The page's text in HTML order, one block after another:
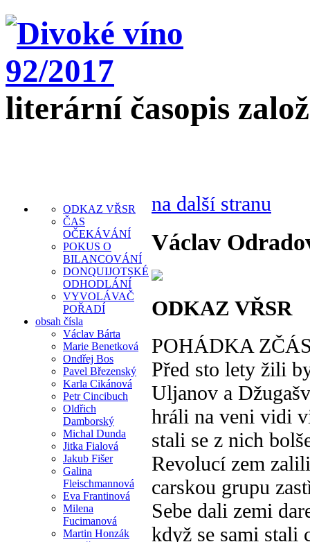
literární časopis
ODKAZ VŘSR
ČAS
OČEKÁVÁNÍ
POKUS O
BILANCOVÁNÍ
DONQUIJOTSKÉ
ODHODLÁNÍ
VYVOLÁVAČ
POŘADÍ
obsah čísla
Václav Bárta
Marie Benetková
Ondřej Bos
Pavel Březenský
Karla Cikánová
Petr Cincibuch
Oldřich
Damborský
Michal Dunda
Jitka Fialová
Jakub Fišer
Galina
Fleischmannová
Eva Frantinová
Milena
Fucimanová
Martin Honzák
na další stranu
Václav
ODKAZ VŘSR
POHÁDKA
Před sto lety žili
Uljanov a
hráli na veni vidi
stali se z nich
Revolucí zem zalili
carskou grupu
Sebe dali zemi
když se sami stali